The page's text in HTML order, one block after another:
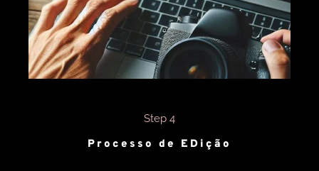
Step 4
Processo de EDição